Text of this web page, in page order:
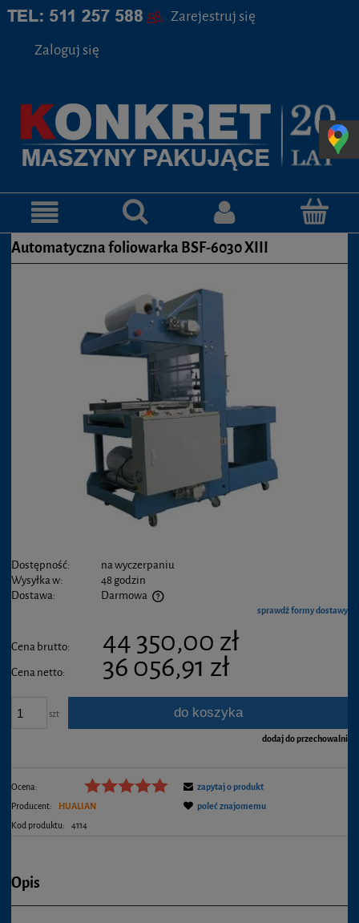
Zarejestruj się
Zaloguj się
Automatyczna foliowarka BSF-6030 XIII
Dostępność: na wyczerpaniu
Wysyłka w:
48 godzin
Dostawa:
Darmowa
sprawdź formy dostawy
Cena brutto: 44 350,00 zł
Cena netto: 36 056,91 zł
szt do koszyka
dodaj do przechowalni
Ocena:
Producent:
HUALIAN
Kod produktu: 4114
zapytaj o produkt
poleć znajomemu
Opis